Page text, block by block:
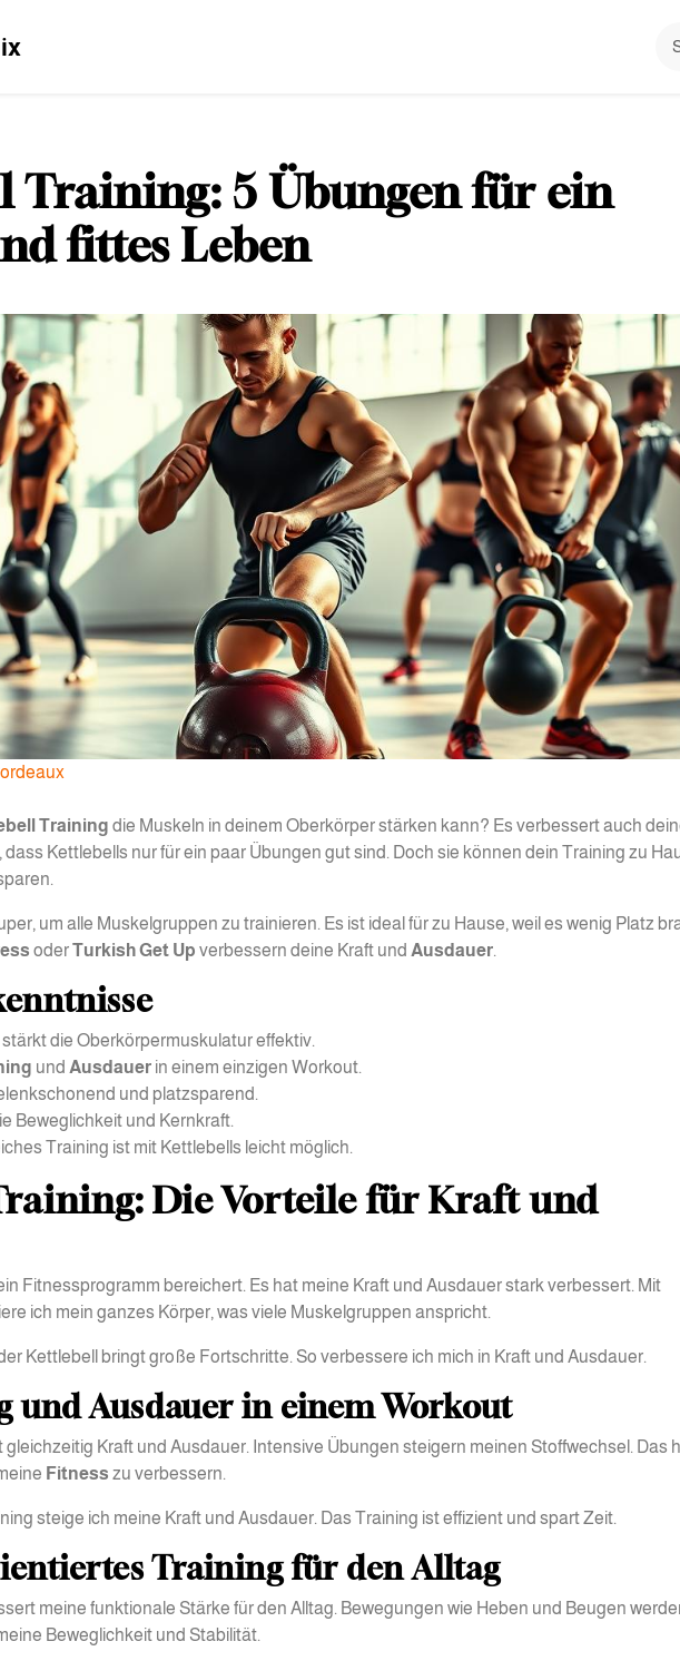
Training: 5 Übungen für ein
fittes Leben
Training die Muskeln in deinem Oberkörper stärken kann? Es verbessert auch
dass Kettlebells nur für ein paar Übungen gut sind. Doch sie können dein Training zu
um alle Muskelgruppen zu trainieren. Es ist ideal für zu Hause, weil es wenig Platz
oderTurkish Get Up verbessern deine Kraft und Ausdauer.
stärkt die Oberkörpermuskulatur effektiv.
und Ausdauer in einem einzigen Workout.
und platzsparend.
Beweglichkeit und Kernkraft.
Training ist mit Kettlebells leicht möglich.
Die Vorteile für Kraft und
Fitnessprogramm bereichert. Es hat meine Kraft und Ausdauer stark verbessert. Mit
ich mein ganzes Körper, was viele Muskelgruppen anspricht.
Kettlebell bringt große Fortschritte. So verbessere ich mich in Kraft und Ausdauer.
Ausdauer in einem Workout
Kraft und Ausdauer. Intensive Übungen steigern meinen Stoffwechsel. Das
Fitness zu verbessern.
steige ich meine Kraft und Ausdauer. Das Training ist effizient und spart Zeit.
Training für den Alltag
meine funktionale Stärke für den Alltag. Bewegungen wie Heben und Beugen
Beweglichkeit und Stabilität.